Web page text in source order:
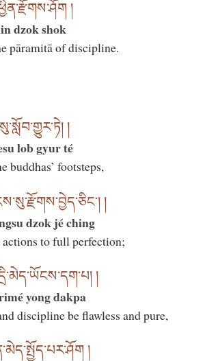
།
dzok shok
pāramitā of discipline.
།
lob gyur té
buddhas’ footsteps,
།
dzok jé ching
to full perfection;
།
yong dakpa
discipline be flawless and pure,
།